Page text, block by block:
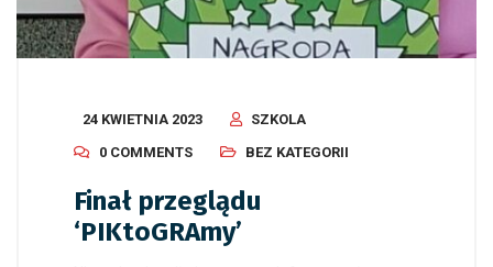
24 KWIETNIA 2023
SZKOLA
0 COMMENTS
BEZ KATEGORII
Finał przeglądu
‘PIKtoGRAmy’